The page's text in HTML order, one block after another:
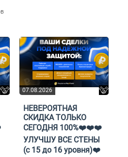
07.08.2026
НЕВЕРОЯТНАЯ
СКИДКА ТОЛЬКО
СЕГОДНЯ 100%❤️❤️❤️
УЛУЧШУ ВСЕ СТЕНЫ
(с 15 до 16 уровня)❤️